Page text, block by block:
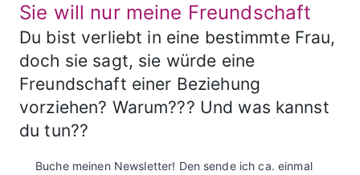
Sie will nur meine Freundschaft
Du bist verliebt in eine bestimmte Frau,
doch sie sagt, sie würde eine
Freundschaft einer Beziehung
vorziehen? Warum??? Und was kannst
du tun??
Buche meinen Newsletter! Den sende ich ca. einmal